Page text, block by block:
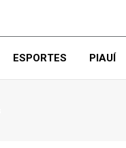
ESPORTES PIAUÍ